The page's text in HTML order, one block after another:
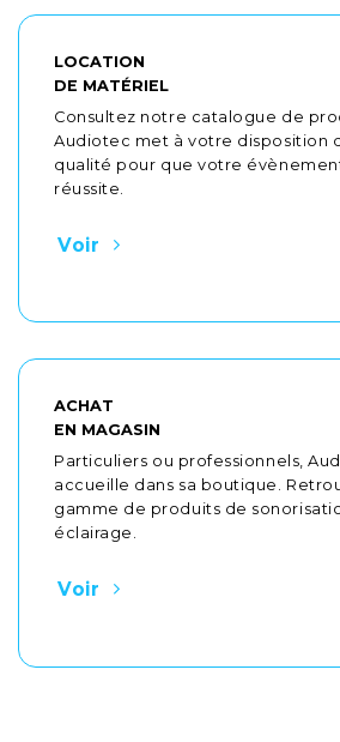
LOCATION
DE MATÉRIEL
Consultez notre catalogue de
Audiotec met à votre disposition
qualité pour que votre
réussite.
Voir
ACHAT
EN MAGASIN
Particuliers ou professionnels,
accueille dans sa boutique.
gamme de produits de
éclairage.
Voir